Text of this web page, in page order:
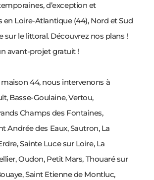
d’exception et
en Loire-Atlantique (44), Nord et Sud
sur le littoral. Découvrez nos plans !
avant-projet gratuit !
44, nous intervenons à
Basse-Goulaine, Vertou,
Champs des Fontaines,
Andrée des Eaux, Sautron, La
Sainte Luce sur Loire, La
Oudon, Petit Mars, Thouaré sur
Saint Etienne de Montluc,